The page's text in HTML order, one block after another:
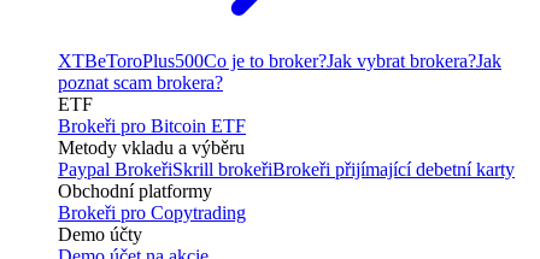
XTBeToroPlus500Co je to broker?Jak vybrat brokera?Jak
poznat scam brokera?
ETF
Brokeři pro Bitcoin ETF
Metody vkladu a výběru
Paypal BrokeřiSkrill brokeřiBrokeři přijímající debetní karty
Obchodní platformy
Brokeři pro Copytrading
Demo účty